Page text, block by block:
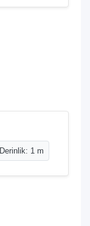
Derinlik: 1 m